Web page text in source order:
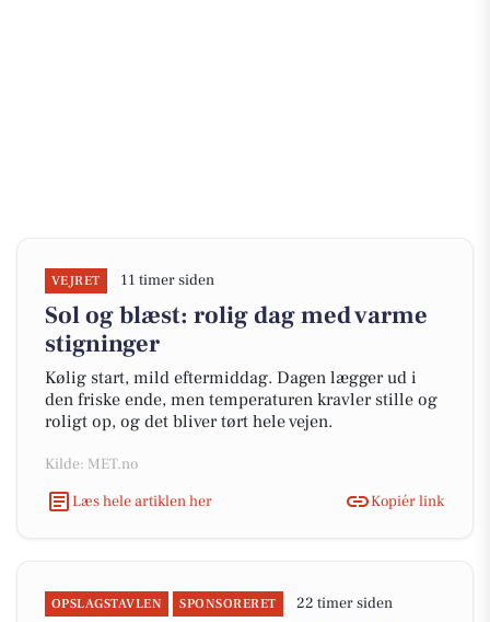
VEJRET 11 timer siden
Sol og blæst: rolig dag med varme
stigninger
Kølig start, mild eftermiddag. Dagen lægger ud i
den friske ende, men temperaturen kravler stille og
roligt op, og det bliver tørt hele vejen.
Kilde: MET.no
Læs hele artiklen her
Kopiér link
OPSLAGSTAVLEN SPONSORERET 22 timer siden